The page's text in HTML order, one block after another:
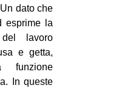
dato che
esprime la
lavoro
e getta,
funzione
In queste